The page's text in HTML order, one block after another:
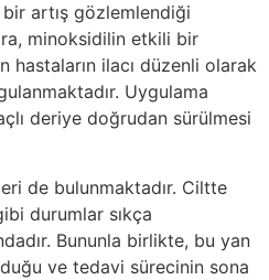
artış gözlemlendiği
minoksidilin etkili bir
hastaların ilacı düzenli olarak
Uygulama
deriye doğrudan sürülmesi
de bulunmaktadır. Ciltte
durumlar sıkça
Bununla birlikte, bu yan
ve tedavi sürecinin sona